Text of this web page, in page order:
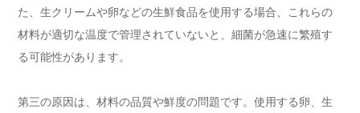
た、生クリームや卵などの生鮮食品を使用する場合、これらの
材料が適切な温度で管理されていないと、細菌が急速に繁殖す
る可能性があります。
第三の原因は、材料の品質や鮮度の問題です。使用する卵、生